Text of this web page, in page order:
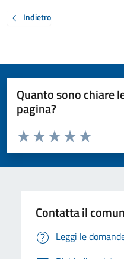
Indietro
Quanto sono chiare
pagina?
Valuta da 1 a 5 stelle la pagina
Valuta 5
Valuta 4 stelle
Valuta 3 stelle su 5
Valuta 2 stelle su 5
Valuta 1 stelle su 5
Contatta il
Leggi le